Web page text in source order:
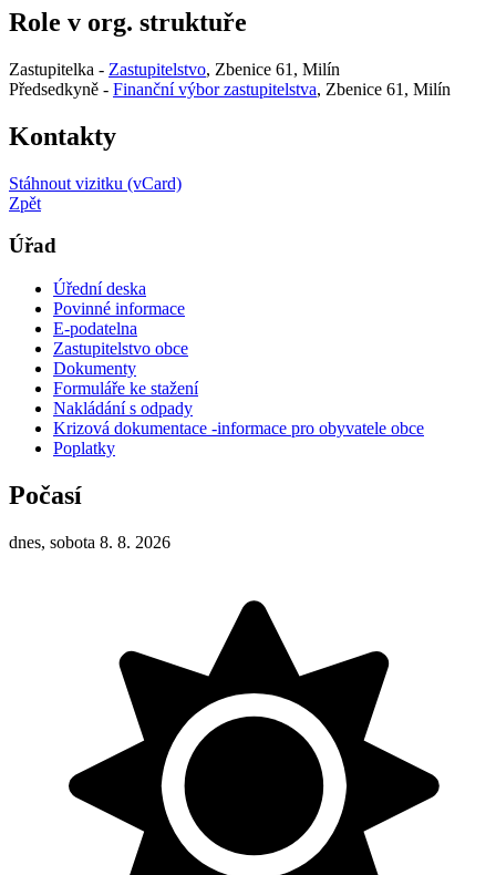
Role v org. struktuře
Zastupitelka - Zastupitelstvo, Zbenice 61, Milín
Předsedkyně - Finanční výbor zastupitelstva, Zbenice 61, Milín
Kontakty
Stáhnout vizitku (vCard)
Zpět
Úřad
Úřední deska
Povinné informace
E-podatelna
Zastupitelstvo obce
Dokumenty
Formuláře ke stažení
Nakládání s odpady
Krizová dokumentace -informace pro obyvatele obce
Poplatky
Počasí
dnes, sobota 8. 8. 2026